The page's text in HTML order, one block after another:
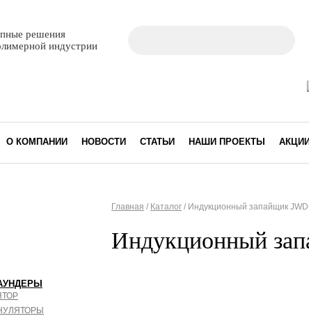
решения
индустрии
О КОМПАНИИ НОВОСТИ СТАТЬИ НАШИ ПРОЕКТЫ АКЦИИ
Главная / Каталог / Индукционный запайщик
Индукционный